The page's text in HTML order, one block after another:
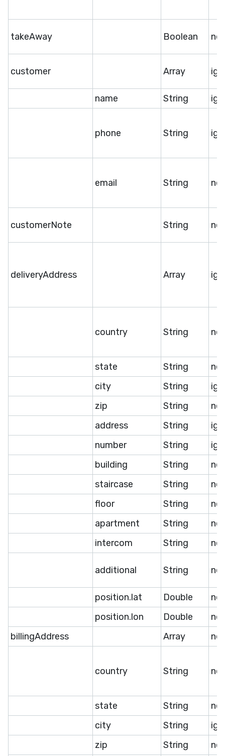
takeAway Boolean
customer Array
name String
phone String
email String
customerNote String
deliveryAddress Array
country String
state String
city
String
zip
String
address
String
number
String
building
String
staircase
String
floor
String
apartment
String
intercom
String
additional String
position.lat Double
position.lon
Double
billingAddress
Array
country String
state String
city
String
zip
String